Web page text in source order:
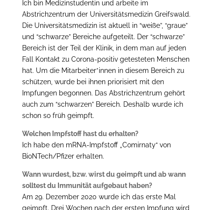
Ich bin Medizinstudentin und arbeite im
Abstrichzentrum der Universitätsmedizin Greifswald.
Die Universitätsmedizin ist aktuell in “weiße”, “graue”
und “schwarze” Bereiche aufgeteilt. Der “schwarze”
Bereich ist der Teil der Klinik, in dem man auf jeden
Fall Kontakt zu Corona-positiv getesteten Menschen
hat. Um die Mitarbeiter*innen in diesem Bereich zu
schützen, wurde bei ihnen priorisiert mit den
Impfungen begonnen. Das Abstrichzentrum gehört
auch zum “schwarzen” Bereich. Deshalb wurde ich
schon so früh geimpft.
Welchen Impfstoff hast du erhalten?
Ich habe den mRNA-Impfstoff „Comirnaty“ von
BioNTech/Pfizer erhalten.
Wann wurdest, bzw. wirst du geimpft und ab wann
solltest du Immunität aufgebaut haben?
Am 29. Dezember 2020 wurde ich das erste Mal
geimpft. Drei Wochen nach der ersten Impfung wird